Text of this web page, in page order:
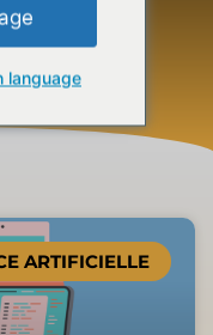
THÈMES
ARTIFICIELLE
language